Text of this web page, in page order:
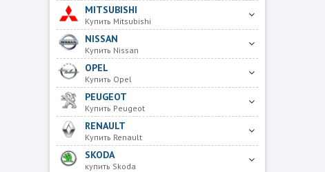
MITSUBISHI
Купить Mitsubishi
NISSAN
Купить Nissan
OPEL
Купить Opel
PEUGEOT
Купить Peugeot
RENAULT
Купить Renault
SKODA
купить Skoda